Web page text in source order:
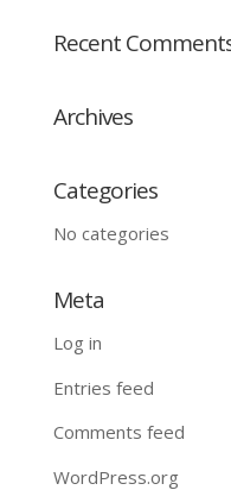
Recent
Archives
Categories
No categories
Meta
Log in
Entries feed
Comments feed
WordPress.org